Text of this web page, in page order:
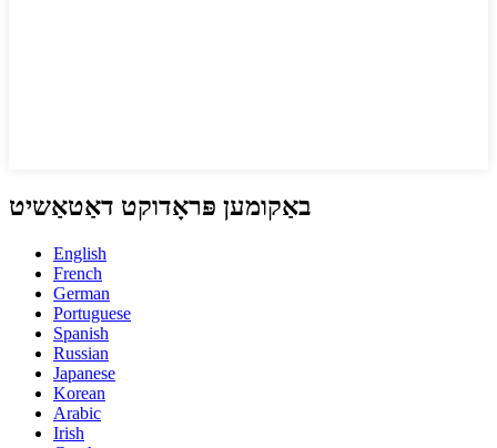
באַקומען פּראָדוקט דאַטאַשיט
English
French
German
Portuguese
Spanish
Russian
Japanese
Korean
Arabic
Irish